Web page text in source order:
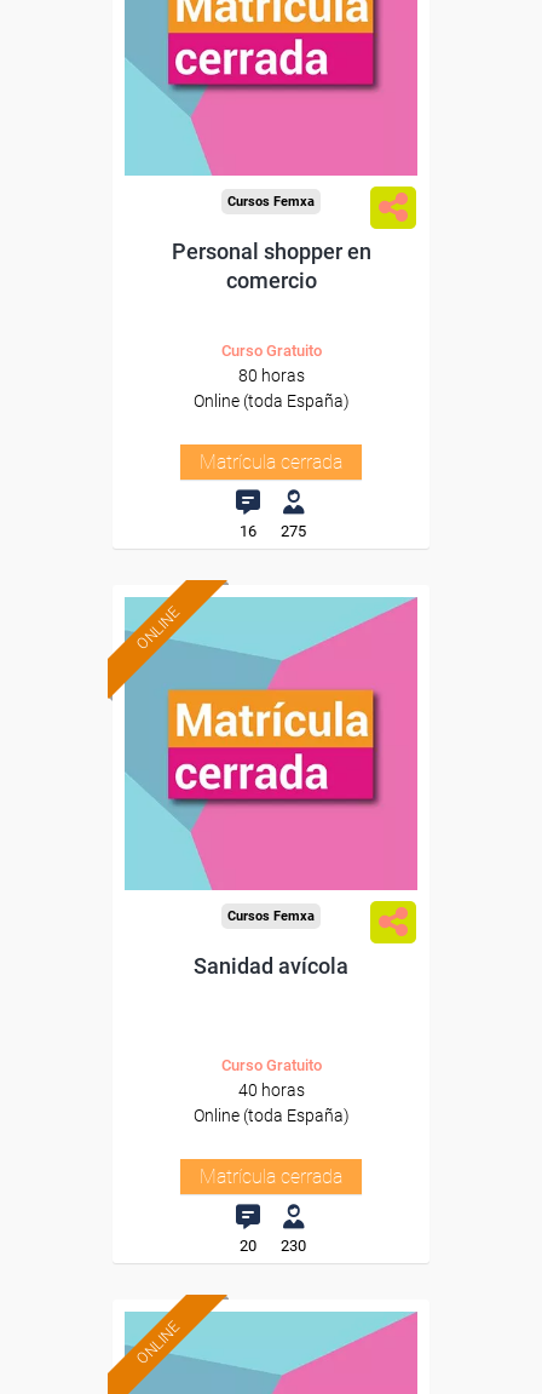
Cursos Femxa
Personal shopper en
comercio
Curso Gratuito
80 horas
Online (toda España)
Matrícula cerrada
16 275
ONLINE
Cursos Femxa
Sanidad avícola
Curso Gratuito
40 horas
Online (toda España)
Matrícula cerrada
20 230
ONLINE